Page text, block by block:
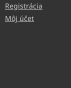
Registrácia
Môj účet